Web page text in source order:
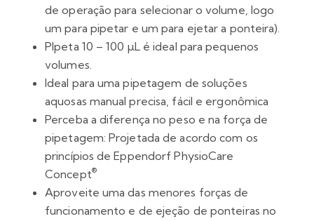
de operação para selecionar o volume, logo
um para pipetar e um para ejetar a ponteira).
PIpeta 10 – 100 µL é ideal para pequenos
volumes.
Ideal para uma pipetagem de soluções
aquosas manual precisa, fácil e ergonômica
Perceba a diferença no peso e na força de
pipetagem: Projetada de acordo com os
princípios de Eppendorf PhysioCare
Concept®
Aproveite uma das menores forças de
funcionamento e de ejeção de ponteiras no